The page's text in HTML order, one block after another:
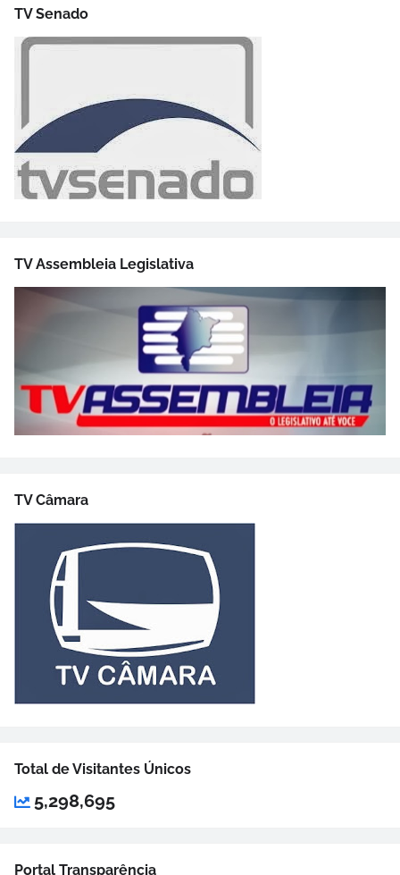
TV Senado
TV Assembleia Legislativa
TV Câmara
Total de Visitantes Únicos
5,298,695
Portal Transparência